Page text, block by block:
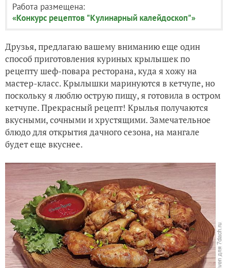
Работа размещена:
«Конкурс рецептов "Кулинарный калейдоскоп"»
Друзья, предлагаю вашему вниманию еще один
способ приготовления куриных крылышек по
рецепту шеф-повара ресторана, куда я хожу на
мастер-класс. Крылышки маринуются в кетчупе, но
поскольку я люблю острую пищу, я готовила в остром
кетчупе. Прекрасный рецепт! Крылья получаются
вкусными, сочными и хрустящими. Замечательное
блюдо для открытия дачного сезона, на мангале
будет еще вкуснее.